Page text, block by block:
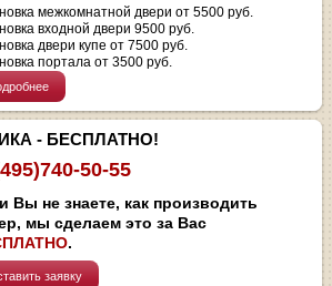
межкомнатной двери от 5500 руб.
входной двери 9500 руб.
двери купе от 7500 руб.
портала от 3500 руб.
- БЕСПЛАТНО!
50-55
Вы не знаете, как производить
мы сделаем это за Вас
.
заявку